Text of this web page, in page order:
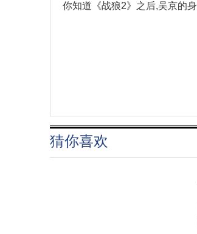
你知道《战狼2》之后,吴京的身
猜你喜欢